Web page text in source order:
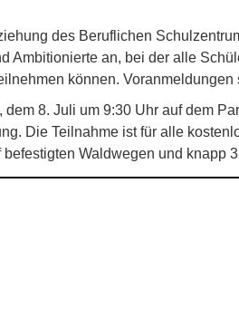
des Beruflichen
Ambitionierte an, bei der alle
können. Voranmeldungen
8. Juli um 9:30 Uhr auf dem
Die Teilnahme ist für alle
Waldwegen und knapp